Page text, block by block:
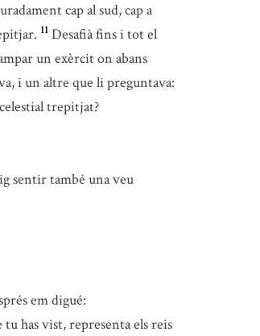
cap al sud, cap a
11 Desafià fins i tot el
un exèrcit on abans
i un altre que li preguntava:
trepitjat?
sentir també una veu
em digué:
tu has vist, representa els reis